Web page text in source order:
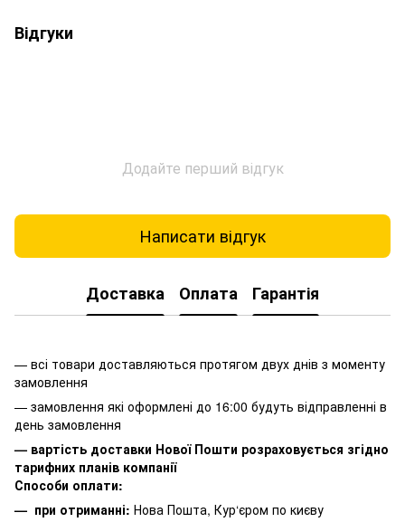
Відгуки
Додайте перший відгук
Написати відгук
Доставка Оплата Гарантія
— всі товари доставляються протягом двух днів з моменту
замовлення
— замовлення які оформлені до 16:00 будуть відправленні в
день замовлення
— вартість доставки Нової Пошти розраховується згідно
тарифних планів компанії
Способи оплати:
— при отриманні: Нова Пошта, Кур‘єром по києву